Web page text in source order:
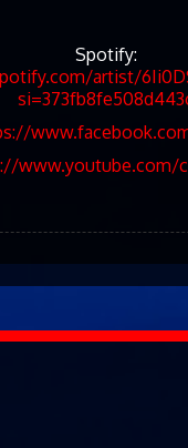
Spotify:
artist/
www.youtube.com/